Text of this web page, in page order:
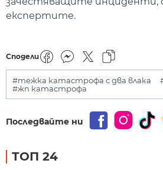
експертите.
Сподели
#тежка катастрофа с два влака
#жп катастрофа
Последвайте ни
ТОП 24